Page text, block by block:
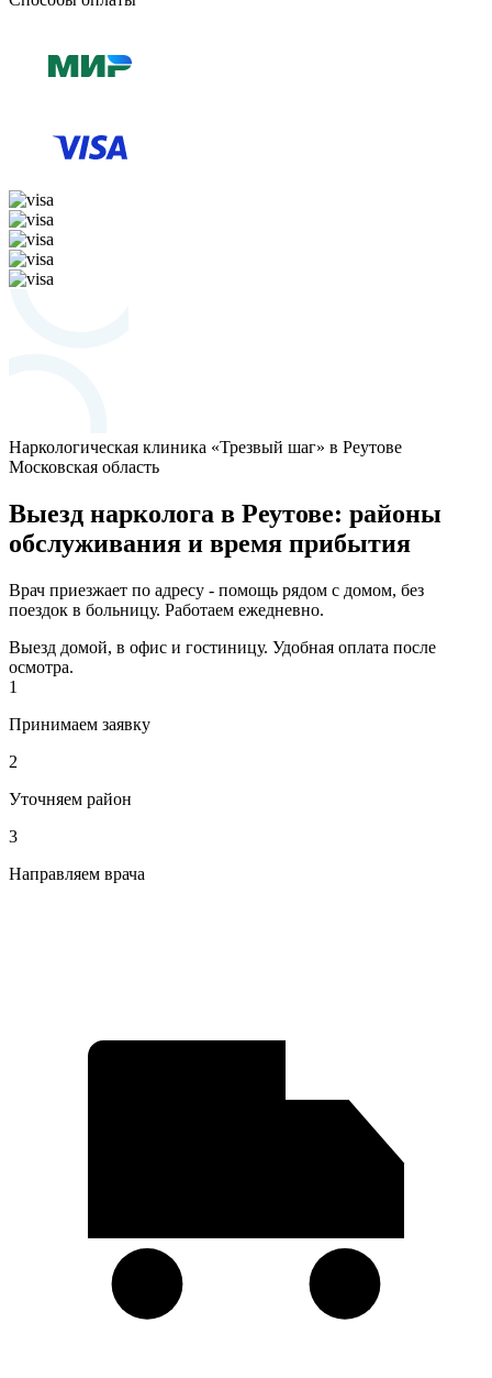
Наркологическая клиника «Трезвый шаг» в Реутове
Московская область
Выезд нарколога в Реутове: районы
обслуживания и время прибытия
Врач приезжает по адресу - помощь рядом с домом, без
поездок в больницу. Работаем ежедневно.
Выезд домой, в офис и гостиницу. Удобная оплата после
осмотра.
1
Принимаем заявку
2
Уточняем район
3
Направляем врача